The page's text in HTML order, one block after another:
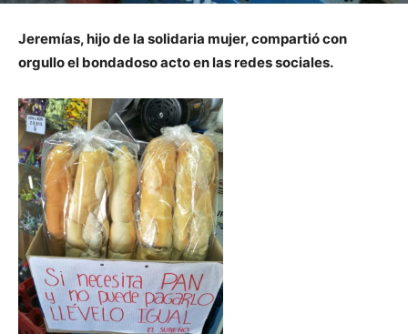
Jeremías, hijo de la solidaria mujer, compartió con
orgullo el bondadoso acto en las redes sociales.